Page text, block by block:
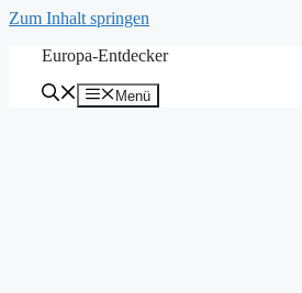
Zum Inhalt springen
Europa-Entdecker
Menü